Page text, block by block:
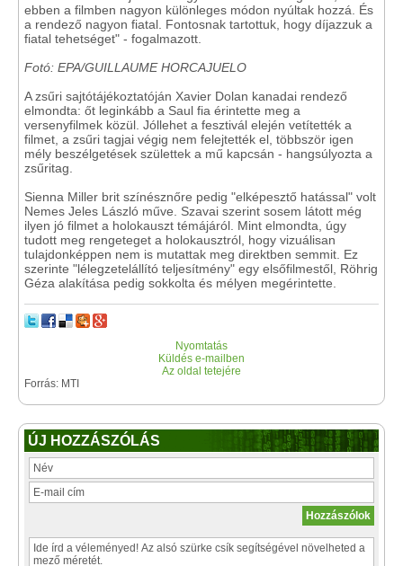
ebben a filmben nagyon különleges módon nyúltak hozzá. És
a rendező nagyon fiatal. Fontosnak tartottuk, hogy díjazzuk a
fiatal tehetséget" - fogalmazott.
Fotó: EPA/GUILLAUME HORCAJUELO
A zsűri sajtótájékoztatóján Xavier Dolan kanadai rendező
elmondta: őt leginkább a Saul fia érintette meg a
versenyfilmek közül. Jóllehet a fesztivál elején vetítették a
filmet, a zsűri tagjai végig nem felejtették el, többször igen
mély beszélgetések születtek a mű kapcsán - hangsúlyozta a
zsűritag.
Sienna Miller brit színésznőre pedig "elképesztő hatással" volt
Nemes Jeles László műve. Szavai szerint sosem látott még
ilyen jó filmet a holokauszt témájáról. Mint elmondta, úgy
tudott meg rengeteget a holokausztról, hogy vizuálisan
tulajdonképpen nem is mutattak meg direktben semmit. Ez
szerinte "lélegzetelállító teljesítmény" egy elsőfilmestől, Röhrig
Géza alakítása pedig sokkolta és mélyen megérintette.
Nyomtatás
Küldés e-mailben
Az oldal tetejére
Forrás: MTI
ÚJ HOZZÁSZÓLÁS